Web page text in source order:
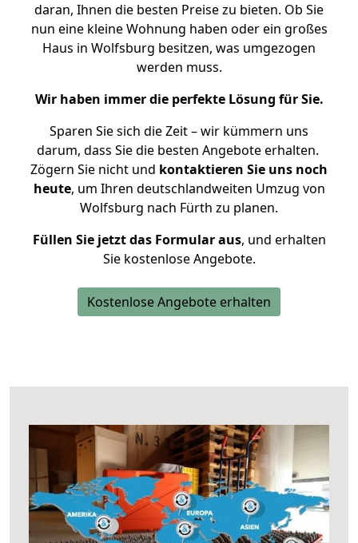
daran, Ihnen die besten Preise zu bieten. Ob Sie
nun eine kleine Wohnung haben oder ein großes
Haus in Wolfsburg besitzen, was umgezogen
werden muss.
Wir haben immer die perfekte Lösung für Sie.
Sparen Sie sich die Zeit – wir kümmern uns
darum, dass Sie die besten Angebote erhalten.
Zögern Sie nicht und kontaktieren Sie uns noch
heute, um Ihren deutschlandweiten Umzug von
Wolfsburg nach Fürth zu planen.
Füllen Sie jetzt das Formular aus, und erhalten
Sie kostenlose Angebote.
Kostenlose Angebote erhalten